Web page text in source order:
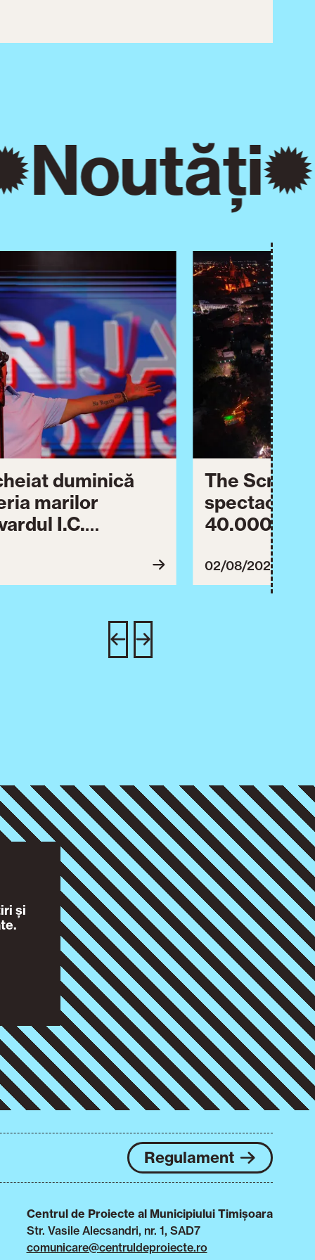
Noutăți
duminică
marilor
I.C.
astăzi cu o
culturale
The Script
40.000 de
împreună
02/08/2026
și
Regulament
Centrul de Proiecte al Municipiului Timișoara
Str. Vasile Alecsandri, nr. 1, SAD7
comunicare@centruldeproiecte.ro